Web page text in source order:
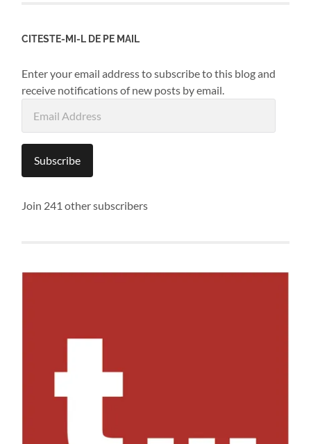
CITESTE-MI-L DE PE MAIL
Enter your email address to subscribe to this blog and
receive notifications of new posts by email.
Address
Subscribe
Join 241 other subscribers